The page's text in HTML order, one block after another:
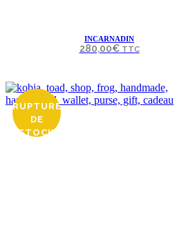
INCARNADIN
280,00€ TTC
RUPTURE
DE
STOCK